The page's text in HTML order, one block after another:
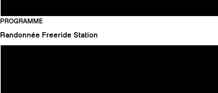
PROGRAMME
Randonnée Freeride Station